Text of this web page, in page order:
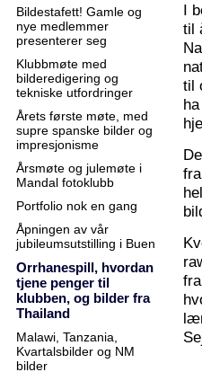
Bildestafett! Gamle og
nye medlemmer
presenterer seg
Klubbmøte med
bilderedigering og
tekniske utfordringer
Årets første møte, med
supre spanske bilder og
impresjonisme
Årsmøte og julemøte i
Mandal fotoklubb
Portfolio nok en gang
Åpningen av vår
jubileumsutstilling i Buen
Orrhanespill, hvordan
tjene penger til
klubben, og bilder fra
Thailand
Malawi, Tanzania,
Kvartalsbilder og NM
bilder
I
til
til